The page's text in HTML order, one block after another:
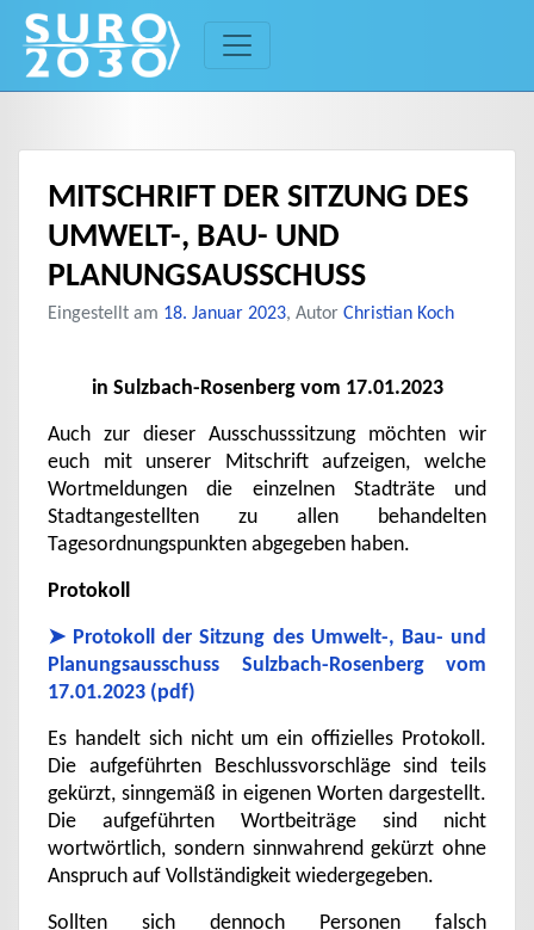
content
MITSCHRIFT DER SITZUNG DES
UMWELT-, BAU- UND
PLANUNGSAUSSCHUSS
Eingestellt am 18. Januar 2023, Autor Christian Koch
in Sulzbach-Rosenberg vom 17.01.2023
Auch zur dieser Ausschusssitzung möchten wir
euch mit unserer Mitschrift aufzeigen, welche
Wortmeldungen die einzelnen Stadträte und
Stadtangestellten zu allen behandelten
Tagesordnungspunkten abgegeben haben.
Protokoll
➤ Protokoll der Sitzung des Umwelt-, Bau- und
Planungsausschuss Sulzbach-Rosenberg vom
17.01.2023 (pdf)
Es handelt sich nicht um ein offizielles Protokoll.
Die aufgeführten Beschlussvorschläge sind teils
gekürzt, sinngemäß in eigenen Worten dargestellt.
Die aufgeführten Wortbeiträge sind nicht
wortwörtlich, sondern sinnwahrend gekürzt ohne
Anspruch auf Vollständigkeit wiedergegeben.
Sollten sich dennoch Personen falsch